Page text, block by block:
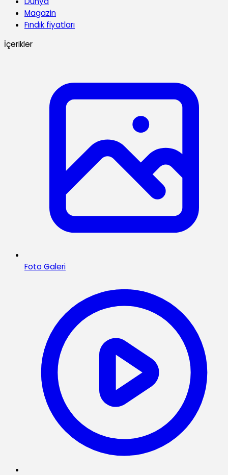
Magazin
Fındık fiyatları
İçerikler
Foto Galeri